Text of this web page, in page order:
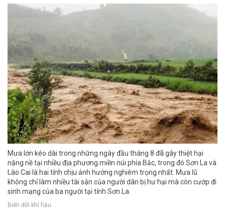
Mưa lớn kéo dài trong những ngày đầu tháng 8 đã gây thiệt hại
nặng nề tại nhiều địa phương miền núi phía Bắc, trong đó Sơn La và
Lào Cai là hai tỉnh chịu ảnh hưởng nghiêm trọng nhất. Mưa lũ
không chỉ làm nhiều tài sản của người dân bị hư hại mà còn cướp đi
sinh mạng của ba người tại tỉnh Sơn La.
Biến đổi khí hậu